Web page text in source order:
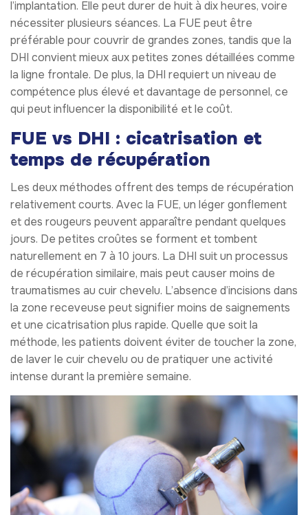
l’implantation. Elle peut durer de huit à dix heures, voire
nécessiter plusieurs séances. La FUE peut être
préférable pour couvrir de grandes zones, tandis que la
DHI convient mieux aux petites zones détaillées comme
la ligne frontale. De plus, la DHI requiert un niveau de
compétence plus élevé et davantage de personnel, ce
qui peut influencer la disponibilité et le coût.
FUE vs DHI : cicatrisation et
temps de récupération
Les deux méthodes offrent des temps de récupération
relativement courts. Avec la FUE, un léger gonflement
et des rougeurs peuvent apparaître pendant quelques
jours. De petites croûtes se forment et tombent
naturellement en 7 à 10 jours. La DHI suit un processus
de récupération similaire, mais peut causer moins de
traumatismes au cuir chevelu. L’absence d’incisions dans
la zone receveuse peut signifier moins de saignements
et une cicatrisation plus rapide. Quelle que soit la
méthode, les patients doivent éviter de toucher la zone,
de laver le cuir chevelu ou de pratiquer une activité
intense durant la première semaine.